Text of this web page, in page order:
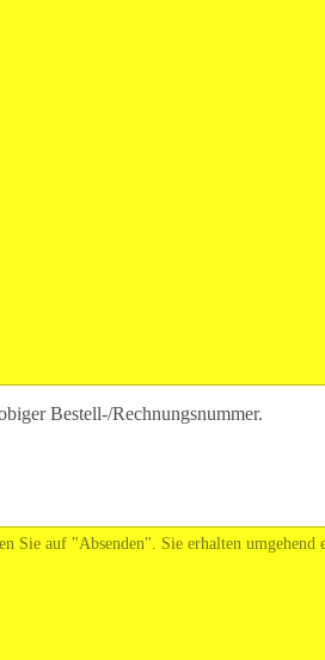
Sie auf "Absenden". Sie erhalten umgehend